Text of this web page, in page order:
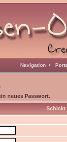
Navigation •
neues Passwort.
Schickt